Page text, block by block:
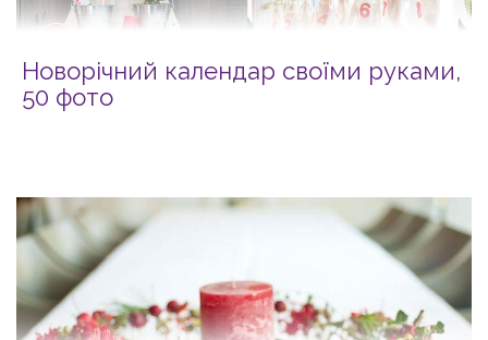
Новорічний календар своїми руками,
50 фото